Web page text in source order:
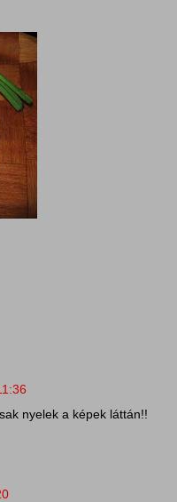
nyelek a képek láttán!!